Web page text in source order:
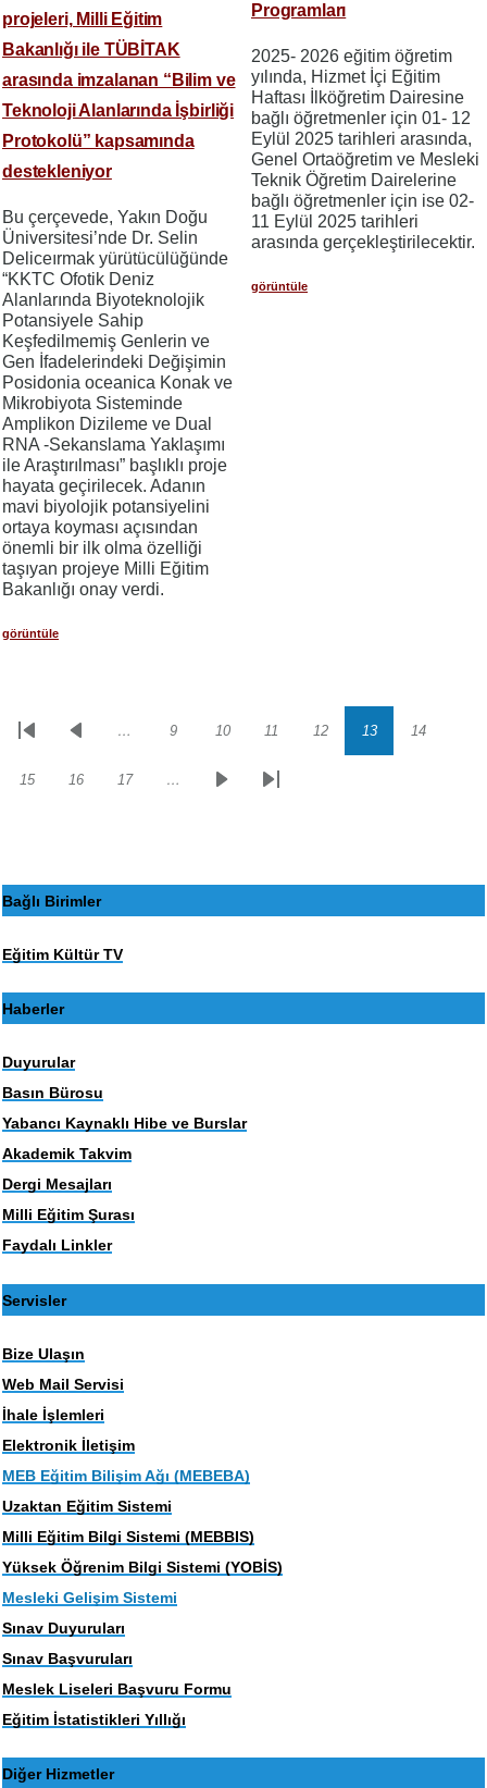
projeleri, Milli Eğitim
Bakanlığı ile TÜBİTAK
arasında imzalanan “Bilim ve
Teknoloji Alanlarında İşbirliği
Protokolü” kapsamında
destekleniyor
Bu çerçevede, Yakın Doğu
Üniversitesi’nde Dr. Selin
Deliceırmak yürütücülüğünde
“KKTC Ofotik Deniz
Alanlarında Biyoteknolojik
Potansiyele Sahip
Keşfedilmemiş Genlerin ve
Gen İfadelerindeki Değişimin
Posidonia oceanica Konak ve
Mikrobiyota Sisteminde
Amplikon Dizileme ve Dual
RNA -Sekanslama Yaklaşımı
ile Araştırılması” başlıklı proje
hayata geçirilecek. Adanın
mavi biyolojik potansiyelini
ortaya koyması açısından
önemli bir ilk olma özelliği
taşıyan projeye Milli Eğitim
Bakanlığı onay verdi.
görüntüle
Programları
2025- 2026 eğitim öğretim
yılında, Hizmet İçi Eğitim
Haftası İlköğretim Dairesine
bağlı öğretmenler için 01- 12
Eylül 2025 tarihleri arasında,
Genel Ortaöğretim ve Mesleki
Teknik Öğretim Dairelerine
bağlı öğretmenler için ise 02-
11 Eylül 2025 tarihleri
arasında gerçekleştirilecektir.
görüntüle
Sayfalama
İlk
Önceki… Sayfa
9 Sayfa
10 Sayfa
11 Sayfa
12 Sayfa
13 Sayfa
14
Sayfa
15 Sayfa
16 Sayfa
17 …
SonrakiSon
Bağlı Birimler
Eğitim Kültür TV
Haberler
Duyurular
Basın Bürosu
Yabancı Kaynaklı Hibe ve Burslar
Akademik Takvim
Dergi Mesajları
Milli Eğitim Şurası
Faydalı Linkler
Servisler
Bize Ulaşın
Web Mail Servisi
İhale İşlemleri
Elektronik İletişim
MEB Eğitim Bilişim Ağı (MEBEBA)
Uzaktan Eğitim Sistemi
Milli Eğitim Bilgi Sistemi (MEBBIS)
Yüksek Öğrenim Bilgi Sistemi (YOBİS)
Mesleki Gelişim Sistemi
Sınav Duyuruları
Sınav Başvuruları
Meslek Liseleri Başvuru Formu
Eğitim İstatistikleri Yıllığı
Diğer Hizmetler